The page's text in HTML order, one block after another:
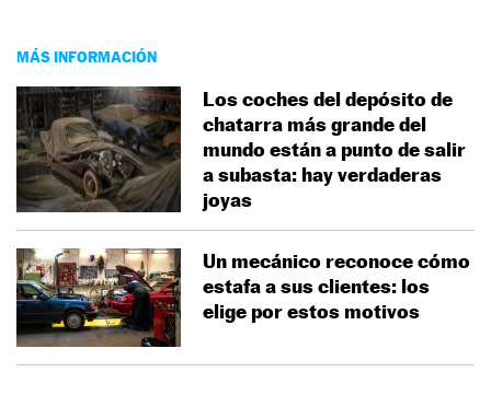
MÁS INFORMACIÓN
Los coches del depósito de
chatarra más grande del
mundo están a punto de salir
a subasta: hay verdaderas
joyas
Un mecánico reconoce cómo
estafa a sus clientes: los
elige por estos motivos